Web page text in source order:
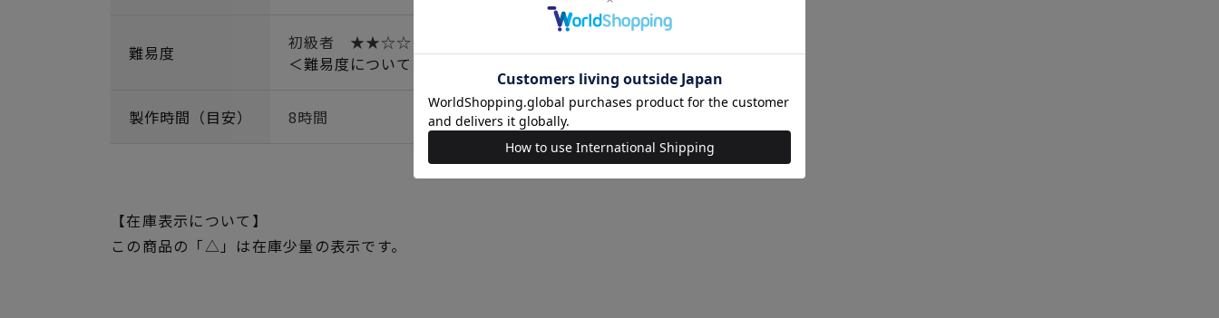
難易度
初級者 ★★☆☆
＜難易度について＞詳しくはこちら
製作時間（目安） 8時間
【在庫表示について】
この商品の「△」は在庫少量の表示です。